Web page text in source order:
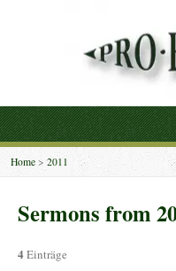
Home >2011
Sermons from
4Einträge